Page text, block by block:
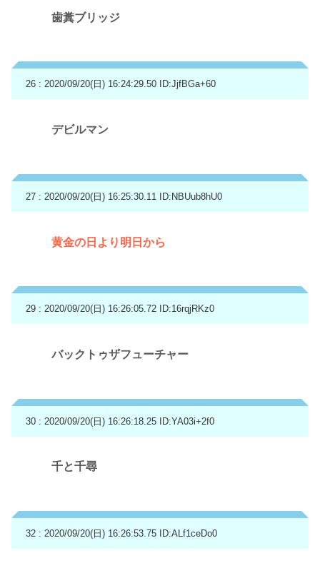
歯糞ブリッジ
26 : 2020/09/20(日) 16:24:29.50 ID:JjfBGa+60
デビルマン
27 : 2020/09/20(日) 16:25:30.11 ID:NBUub8hU0
黄金の日より明日から
29 : 2020/09/20(日) 16:26:05.72 ID:16rqjRKz0
バックトゥザフューチャー
30 : 2020/09/20(日) 16:26:18.25 ID:YA03i+2f0
千と千尋
32 : 2020/09/20(日) 16:26:53.75 ID:ALf1ceDo0